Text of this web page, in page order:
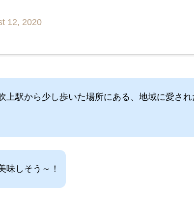
12, 2020
上駅から少し歩いた場所にある、地域に愛され
味しそう～！